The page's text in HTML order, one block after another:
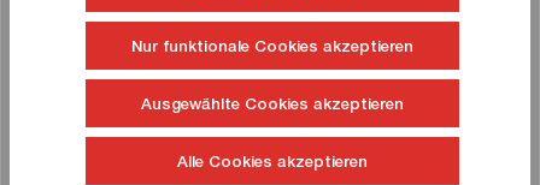
Nur funktionale Cookies akzeptieren
Ausgewählte Cookies akzeptieren
Alle Cookies akzeptieren